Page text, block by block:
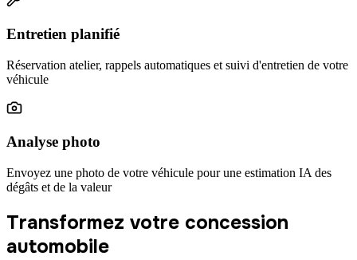
Entretien planifié
Réservation atelier, rappels automatiques et suivi d'entretien de votre
véhicule
Analyse photo
Envoyez une photo de votre véhicule pour une estimation IA des
dégâts et de la valeur
Transformez votre concession
automobile